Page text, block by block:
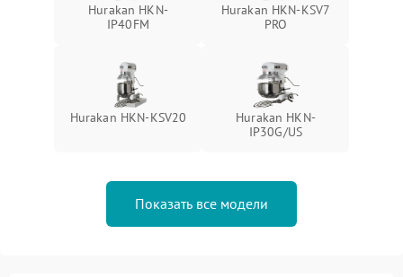
Hurakan HKN-
IP40FM
Hurakan HKN-KSV7
PRO
Hurakan HKN-KSV20
Hurakan HKN-
IP30G/US
Показать все модели